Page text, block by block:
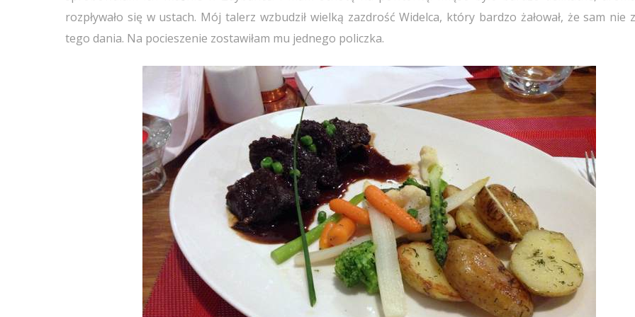
rozpływało się w ustach. Mój talerz wzbudził wielką zazdrość Widelca, który bardzo żałował, że sam nie
tego dania. Na pocieszenie zostawiłam mu jednego policzka.